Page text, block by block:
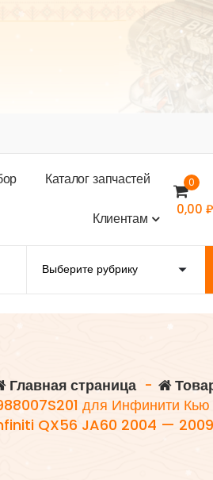
ор Каталогзапчастей
Клиентам
0
0,00 ₽
Главная страница -
для Инфинити Кью
QX56 JA60 2004 — 2009